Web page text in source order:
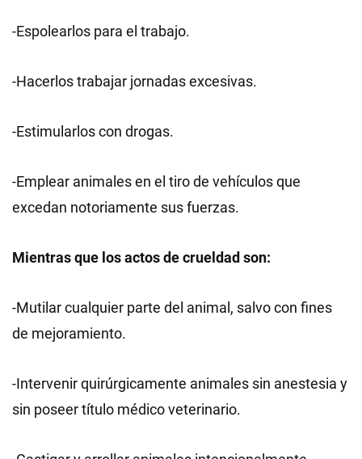
-Espolearlos para el trabajo.
-Hacerlos trabajar jornadas excesivas.
-Estimularlos con drogas.
-Emplear animales en el tiro de vehículos que
excedan notoriamente sus fuerzas.
Mientras que los actos de crueldad son:
-Mutilar cualquier parte del animal, salvo con fines
de mejoramiento.
-Intervenir quirúrgicamente animales sin anestesia y
sin poseer título médico veterinario.